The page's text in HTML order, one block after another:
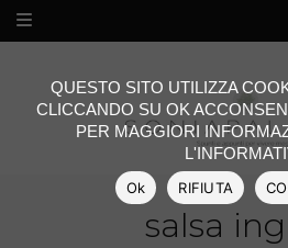
salsa
QUESTO SITO UTILIZZA
CLICCANDO SU OK
PER MAGGIORI
Ok RIFIUTA